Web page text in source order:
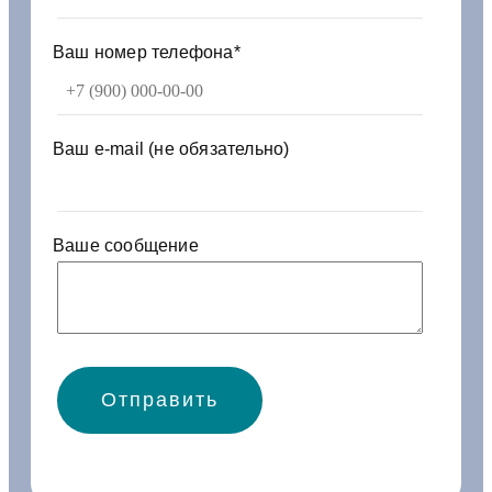
6
7
Ваш номер телефона*
Ваш e-mail (не обязательно)
Ваше сообщение